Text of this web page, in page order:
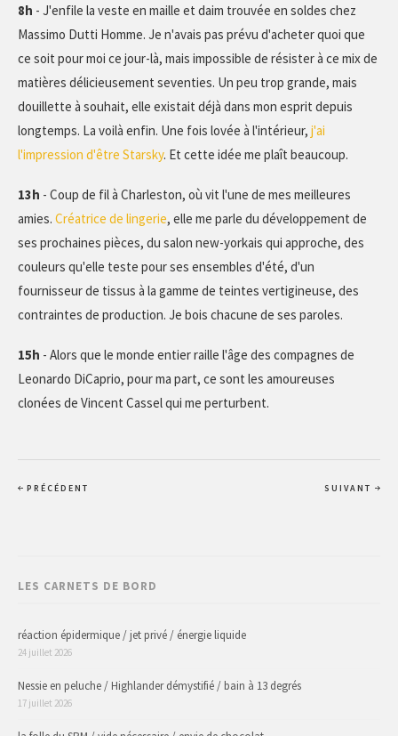
8h - J'enfile la veste en maille et daim trouvée en soldes chez
Massimo Dutti Homme. Je n'avais pas prévu d'acheter quoi que
ce soit pour moi ce jour-là, mais impossible de résister à ce mix de
matières délicieusement seventies. Un peu trop grande, mais
douillette à souhait, elle existait déjà dans mon esprit depuis
longtemps. La voilà enfin. Une fois lovée à l'intérieur, j'ai
l'impression d'être Starsky. Et cette idée me plaît beaucoup.
13h - Coup de fil à Charleston, où vit l'une de mes meilleures
amies. Créatrice de lingerie, elle me parle du développement de
ses prochaines pièces, du salon new-yorkais qui approche, des
couleurs qu'elle teste pour ses ensembles d'été, d'un
fournisseur de tissus à la gamme de teintes vertigineuse, des
contraintes de production. Je bois chacune de ses paroles.
15h - Alors que le monde entier raille l'âge des compagnes de
Leonardo DiCaprio, pour ma part, ce sont les amoureuses
clonées de Vincent Cassel qui me perturbent.
PRÉCÉDENT SUIVANT
LES CARNETS DE BORD
réaction épidermique / jet privé / énergie liquide
24 juillet 2026
Nessie en peluche / Highlander démystifié / bain à 13 degrés
17 juillet 2026